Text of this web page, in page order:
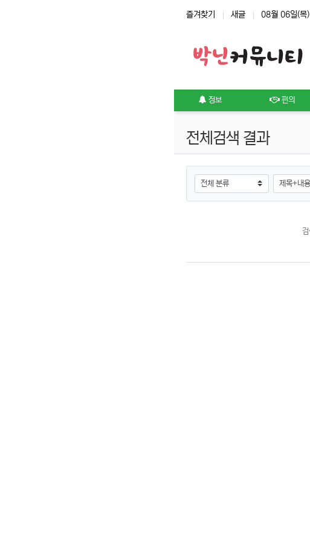
상단 네비
즐겨찾기 새글 08월 06일(목)
메인 메뉴
정보 편의
전체검색 결과
그룹 검색조건